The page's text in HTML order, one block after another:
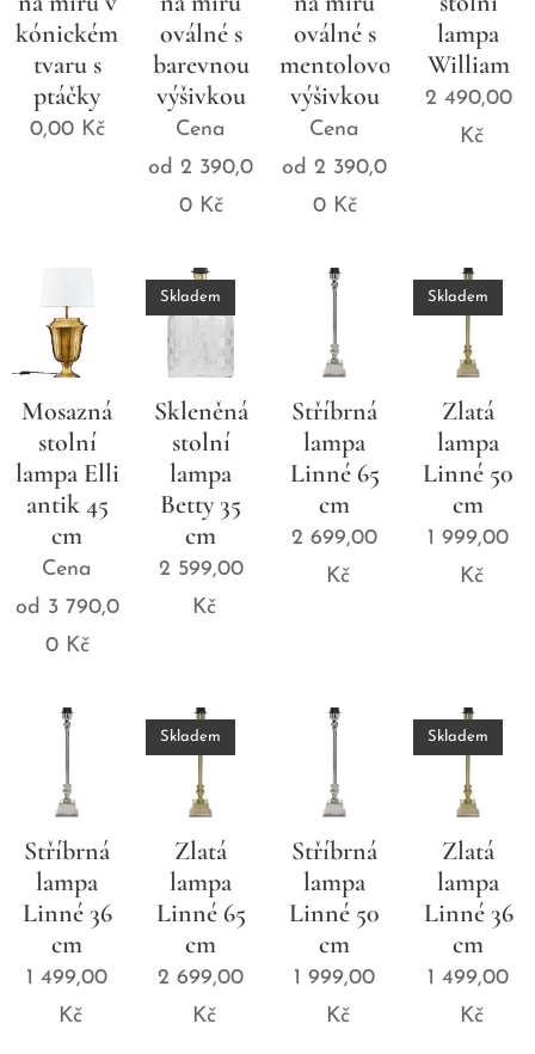
kónickém
tvaru s
ptáčky
0,00Kč
oválné s
barevnou
výšivkou
Cena
od 2 390,0
0Kč
oválné s
mentolovou
výšivkou
Cena
od 2 390,0
0Kč
lampa
William
2 490,00
Kč
Mosazná
stolní
lampa Elli
antik 45
cm
Cena
od 3 790,0
0Kč
Skleněná
stolní
lampa
Betty 35
cm
Skladem
2 599,00
Kč
Stříbrná
lampa
Linné 65
cm
2 699,00
Kč
Zlatá
lampa
Linné 50
cm
Skladem
1 999,00
Kč
Stříbrná
lampa
Linné 36
cm
1 499,00
Kč
Zlatá
lampa
Linné 65
cm
Skladem
2 699,00
Kč
Stříbrná
lampa
Linné 50
cm
1 999,00
Kč
Zlatá
lampa
Linné 36
cm
Skladem
1 499,00
Kč